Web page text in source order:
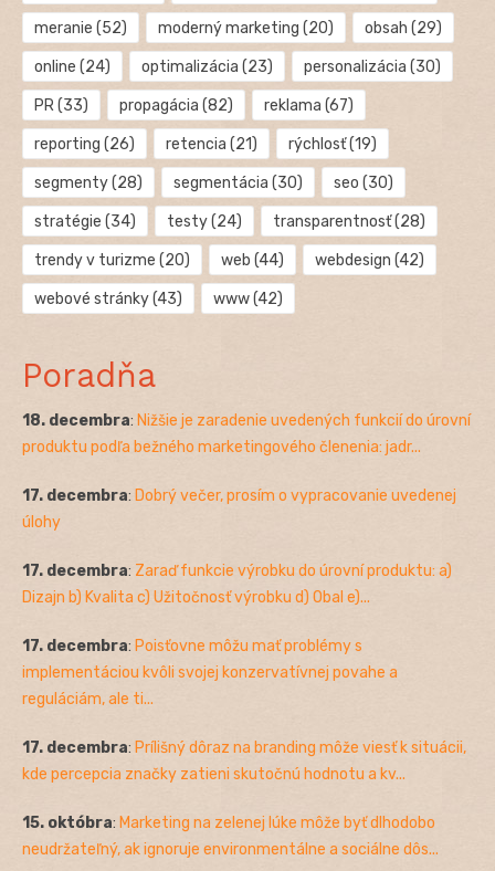
meranie (52) moderný marketing (20) obsah (29)
online (24) optimalizácia (23) personalizácia (30)
PR(33) propagácia (82) reklama (67)
reporting (26) retencia (21) rýchlosť(19)
segmenty(28) segmentácia (30) seo (30)
stratégie (34) testy(24) transparentnosť(28)
trendy v turizme (20) web (44) webdesign (42)
webové stránky(43) www(42)
Poradňa
18. decembra: Nižšie je zaradenie uvedených funkcií do úrovní
produktu podľa bežného marketingového členenia: jadr...
17. decembra: Dobrý večer, prosím o vypracovanie uvedenej
úlohy
17. decembra: Zaraď funkcie výrobku do úrovní produktu: a)
Dizajn b) Kvalita c) Užitočnosť výrobku d) Obal e)...
17. decembra: Poisťovne môžu mať problémy s
implementáciou kvôli svojej konzervatívnej povahe a
reguláciám, ale ti...
17. decembra: Prílišný dôraz na branding môže viesť k situácii,
kde percepcia značky zatieni skutočnú hodnotu a kv...
15. októbra: Marketing na zelenej lúke môže byť dlhodobo
neudržateľný, ak ignoruje environmentálne a sociálne dôs...